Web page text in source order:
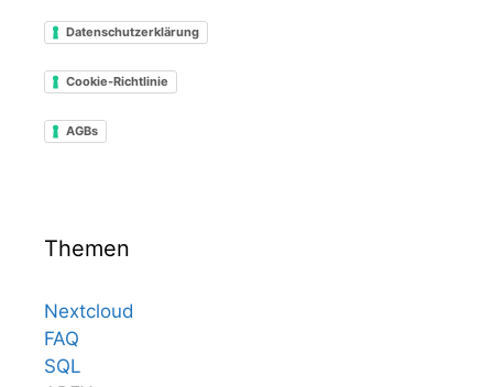
Datenschutzerklärung
Cookie-Richtlinie
AGBs
Themen
Nextcloud
FAQ
SQL